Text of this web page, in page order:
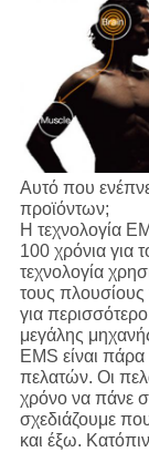
Αυτό που
προϊόντων;
Η τεχνολογία
100 χρόνια για
τεχνολογία
τους πλουσίους
για
μεγάλης
EMS είναι
πελατών. Οι
χρόνο να πάνε
σχεδιάζουμε
και έξω.